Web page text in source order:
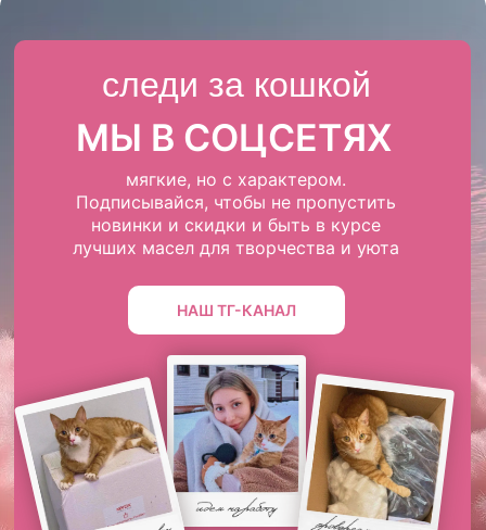
следи за кошкой
МЫ В СОЦСЕТЯХ
мягкие, но с характером.
Подписывайся, чтобы не пропустить
новинки и скидки и быть в курсе
лучших масел для творчества и уюта
НАШ ТГ-КАНАЛ